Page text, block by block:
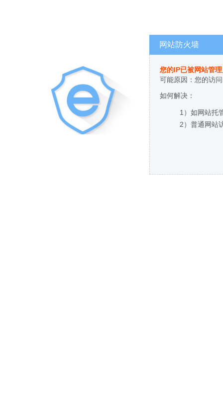
网站防火墙
您的IP已被网站管
可能原因：您的访
如何解决：
1）如网站托
2）普通网站